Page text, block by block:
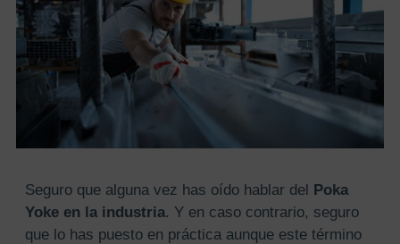
Seguro que alguna vez has oído hablar del Poka
Yoke en la industria. Y en caso contrario, seguro
que lo has puesto en práctica aunque este término